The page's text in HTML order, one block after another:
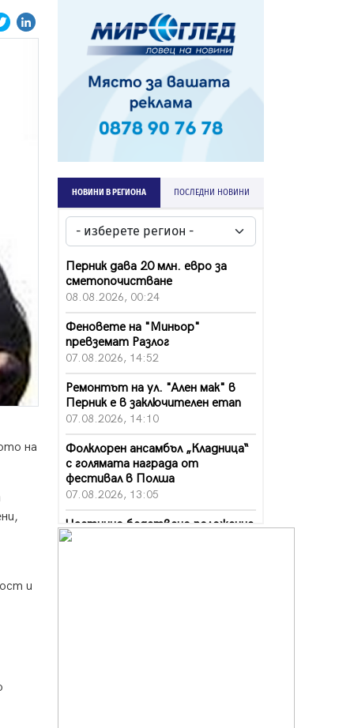
на
и
НОВИНИ В РЕГИОНА ПОСЛЕДНИ НОВИНИ
Перник дава 20 млн. евро за
сметопочистване
08.08.2026, 00:24
Феновете на "Миньор"
превземат Разлог
07.08.2026, 14:52
Ремонтът на ул. "Ален мак" в
Перник е в заключителен етап
07.08.2026, 14:10
Фолклорен ансамбъл „Кладница“
с голямата награда от
фестивал в Полша
07.08.2026, 13:05
Частично бедствено положение
в Перник заради пропаднал път,